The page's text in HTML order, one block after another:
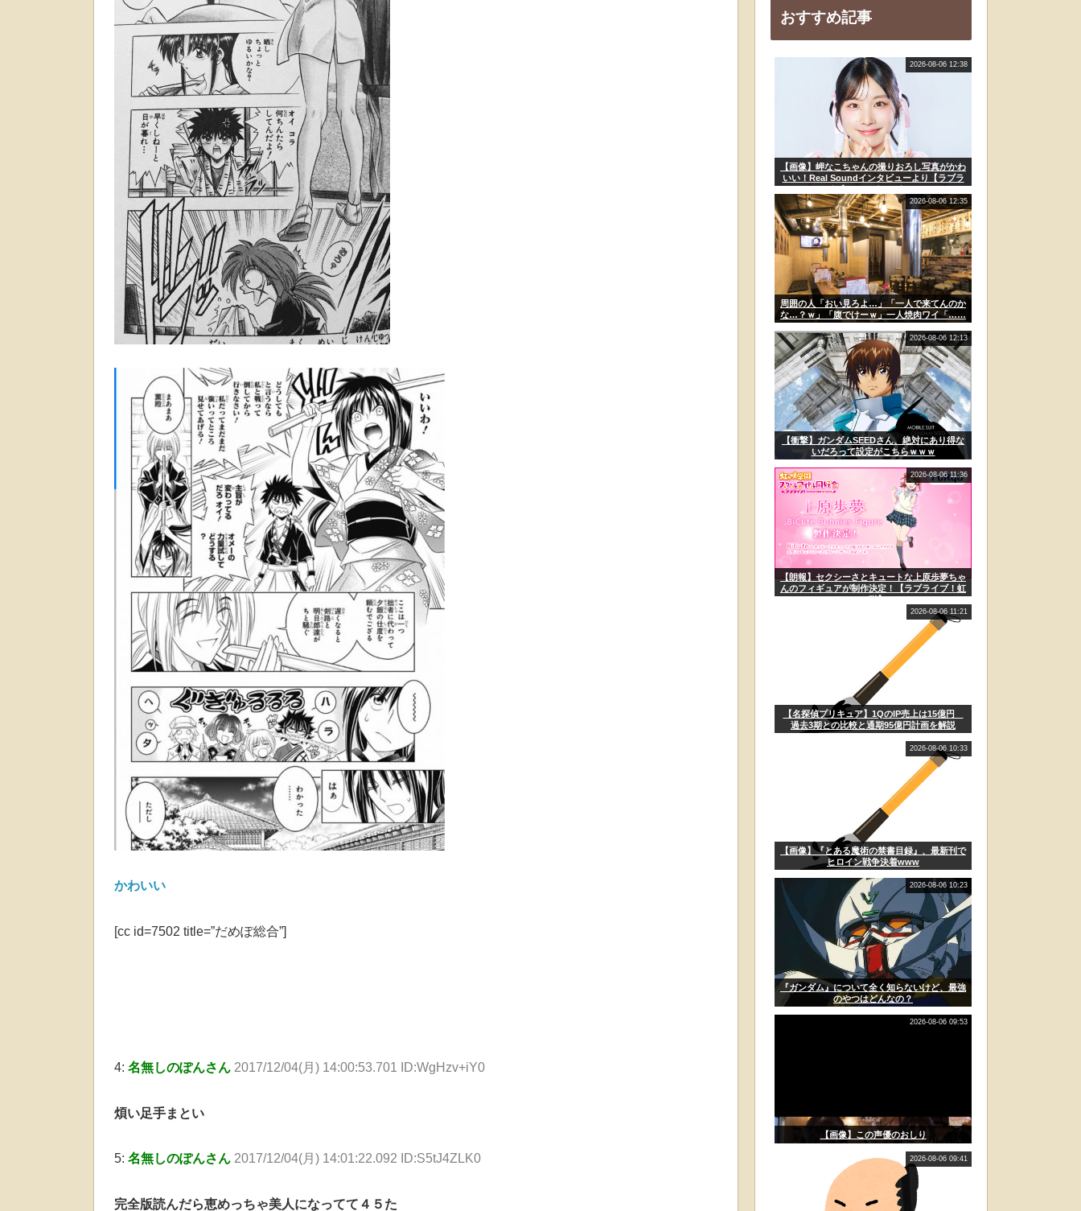
かわいい
[cc id=7502 title=”だめぽ総合”]
4: 名無しのぽんさん 2017/12/04(月) 14:00:53.701 ID:WgHzv+iY0
煩い足手まとい
5: 名無しのぽんさん 2017/12/04(月) 14:01:22.092 ID:S5tJ4ZLK0
完全版読んだら恵めっちゃ美人になってて４５た
おすすめ記事
【画像】岬なこちゃんの撮りおろし写真がかわ
いい！Real Soundインタビューより【ラブラ
イブ！スーパースター!!
2026-08-06 12:38
周囲の人「おい見ろよ…」「一人で来てんのか
な…？ｗ」「腹でけーｗ」一人焼肉ワイ「……
ッ…！」
2026-08-06 12:35
【衝撃】ガンダムSEEDさん、絶対にあり得な
いだろって設定がこちらｗｗｗ
2026-08-06 12:13
【朗報】セクシーさとキュートな上原歩夢ちゃ
んのフィギュアが制作決定！【ラブライブ！虹
ヶ咲】
2026-08-06 11:36
【名探偵プリキュア】1QのIP売上は15億円
過去3期との比較と通期95億円計画を解説
2026-08-06 11:21
【画像】『とある魔術の禁書目録』、最新刊で
ヒロイン戦争決着www
2026-08-06 10:33
『ガンダム』について全く知らないけど、最強
のやつはどんなの？
2026-08-06 10:23
【画像】この声優のおしり
2026-08-06 09:53
2026-08-06 09:41